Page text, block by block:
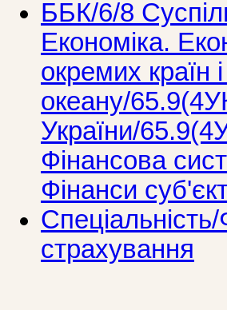
ББК/6/8
Економіка.
окремих країн
океану/
України/
Фінансова
Фінанси
страхування